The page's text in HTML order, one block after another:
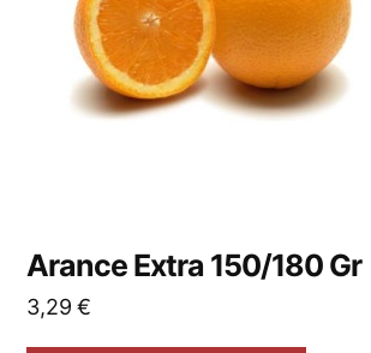
Arance Extra 150/180 Gr
3,29€